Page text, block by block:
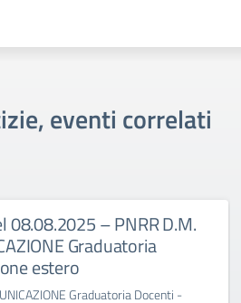
eventi correlati
08.08.2025 – PNRR D.M.
Graduatoria
estero
Graduatoria Docenti -